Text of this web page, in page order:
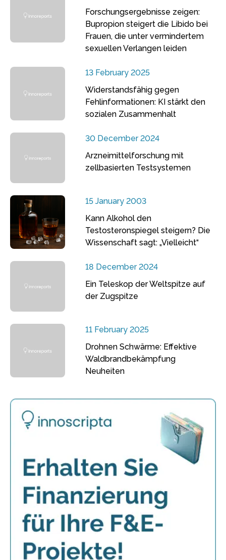
Forschungsergebnisse zeigen:
Bupropion steigert die Libido bei
Frauen, die unter vermindertem
sexuellen Verlangen leiden
13 February 2025
Widerstandsfähig gegen
Fehlinformationen: KI stärkt den
sozialen Zusammenhalt
30 December 2024
Arzneimittelforschung mit
zellbasierten Testsystemen
15 January 2003
Kann Alkohol den
Testosteronspiegel steigern? Die
Wissenschaft sagt: „Vielleicht“
18 December 2024
Ein Teleskop der Weltspitze auf
der Zugspitze
11 February 2025
Drohnen Schwärme: Effektive
Waldbrandbekämpfung
Neuheiten